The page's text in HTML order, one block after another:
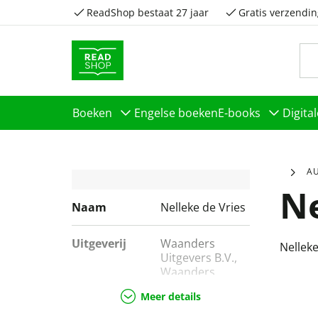
ReadShop bestaat 27 jaar Gratis
Boeken Engelse boekenE-books
Naam Nelleke de Vries
Uitgeverij
Waanders
Uitgevers B.V.,
Waanders
Meer details